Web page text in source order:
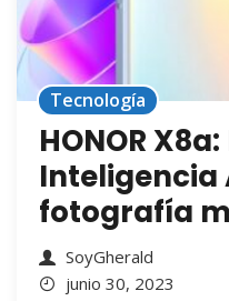
Tecnología
HONOR
Inteligencia
fotografía
SoyGherald
junio 30, 2023